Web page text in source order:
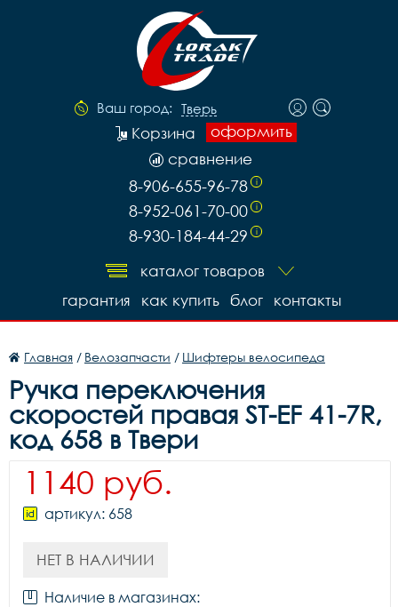
Ваш город: Тверь
оформить
Корзина
сравнение
8-906-655-96-78 i
8-952-061-70-00 i
8-930-184-44-29 i
каталог товаров
контакты
блог
как купить
гарантия
Главная / Велозапчасти / Шифтеры велосипеда
Ручка переключения
скоростей правая ST-EF 41-7R,
код 658 в Твери
1140 руб.
артикул: 658
НЕТ В НАЛИЧИИ
Наличие в магазинах: